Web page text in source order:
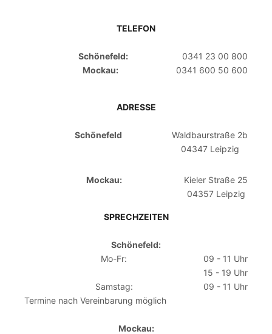
TELEFON
Schönefeld:
0341 23 00 800
Mockau:
0341 600 50 600
ADRESSE
Schönefeld
Waldbaurstraße 2b
04347 Leipzig
Mockau:
Kieler Straße 25
04357 Leipzig
SPRECHZEITEN
Schönefeld:
Mo-Fr:
09 - 11 Uhr
15 - 19 Uhr
Samstag:
09 - 11 Uhr
Termine nach Vereinbarung möglich
Mockau: